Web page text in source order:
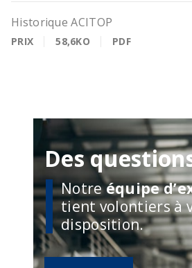
Historique ACITOP
PRIX 58,6KO PDF
Des
Notreéquipe
tient volontiers à
disposition.